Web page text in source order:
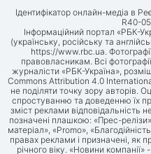
Ідентифікатор онлайн-медіа в
R40-
Інформаційний портал «РБК-
(українську, російську та
https://www.rbc.ua.
правовласникам. Всі
журналісти «РБК-Україна»,
Commons Attribution 4.0
не поділяти точку зору авторів.
спростуванню та доведенню їх
зміст реклами відповідальність
позначені плашкою: «Прес-
матеріал», «Promo»,
правах реклами і призначені, як
річного віку. «Новини